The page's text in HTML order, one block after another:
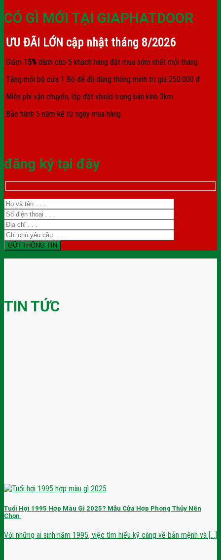
CÓ GÌ MỚI TẠI GIAPHATDOOR
ƯU ĐÃI LỚN cập nhật tháng 8/2026
Giảm 1 5% dành cho 5 khách hàng đặt mua sớm nhất mỗi tháng
Tặng mỗi bộ cửa 1 Bộ để đồ dùng thông minh trị giá 250.000 đ
Miễn phí vận chuyển, lắp đặt shield trong bán kính 3km
Bảo hành 5 năm kể từ ngày mua hàng
đăng ký tại đây
TIN TỨC
Tuổi Hợi 1995 Hợp Màu Gì 2025? Mẫu Cửa Hợp Phong Thủy Nên
Chọn
Với những ai sinh năm 1995, việc tìm hiểu kỹ càng về bản mệnh và [...]